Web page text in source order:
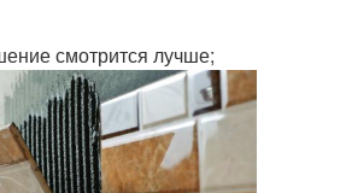
смотрится лучше;